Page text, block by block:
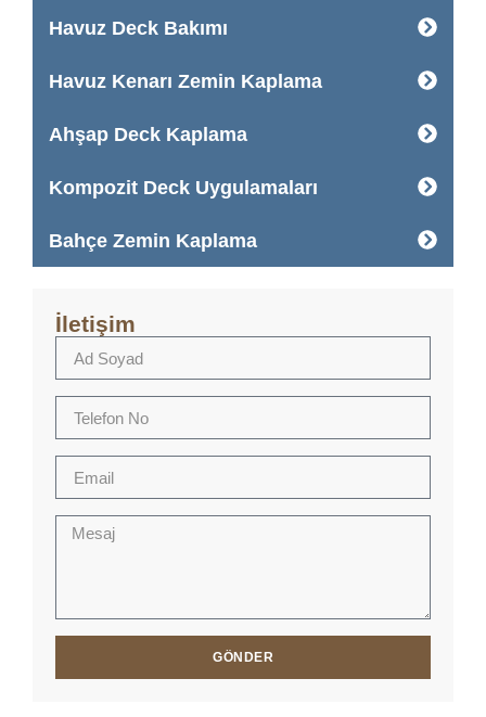
Havuz Deck Bakımı
Havuz Kenarı Zemin Kaplama
Ahşap Deck Kaplama
Kompozit Deck Uygulamaları
Bahçe Zemin Kaplama
İletişim
GÖNDER